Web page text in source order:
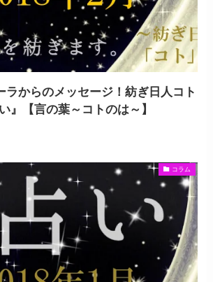
ラからのメッセージ！紡ぎ日人コト
』【言の葉～コトのは～】
コラム